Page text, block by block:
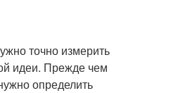
точно измерить
идеи. Прежде чем
определить